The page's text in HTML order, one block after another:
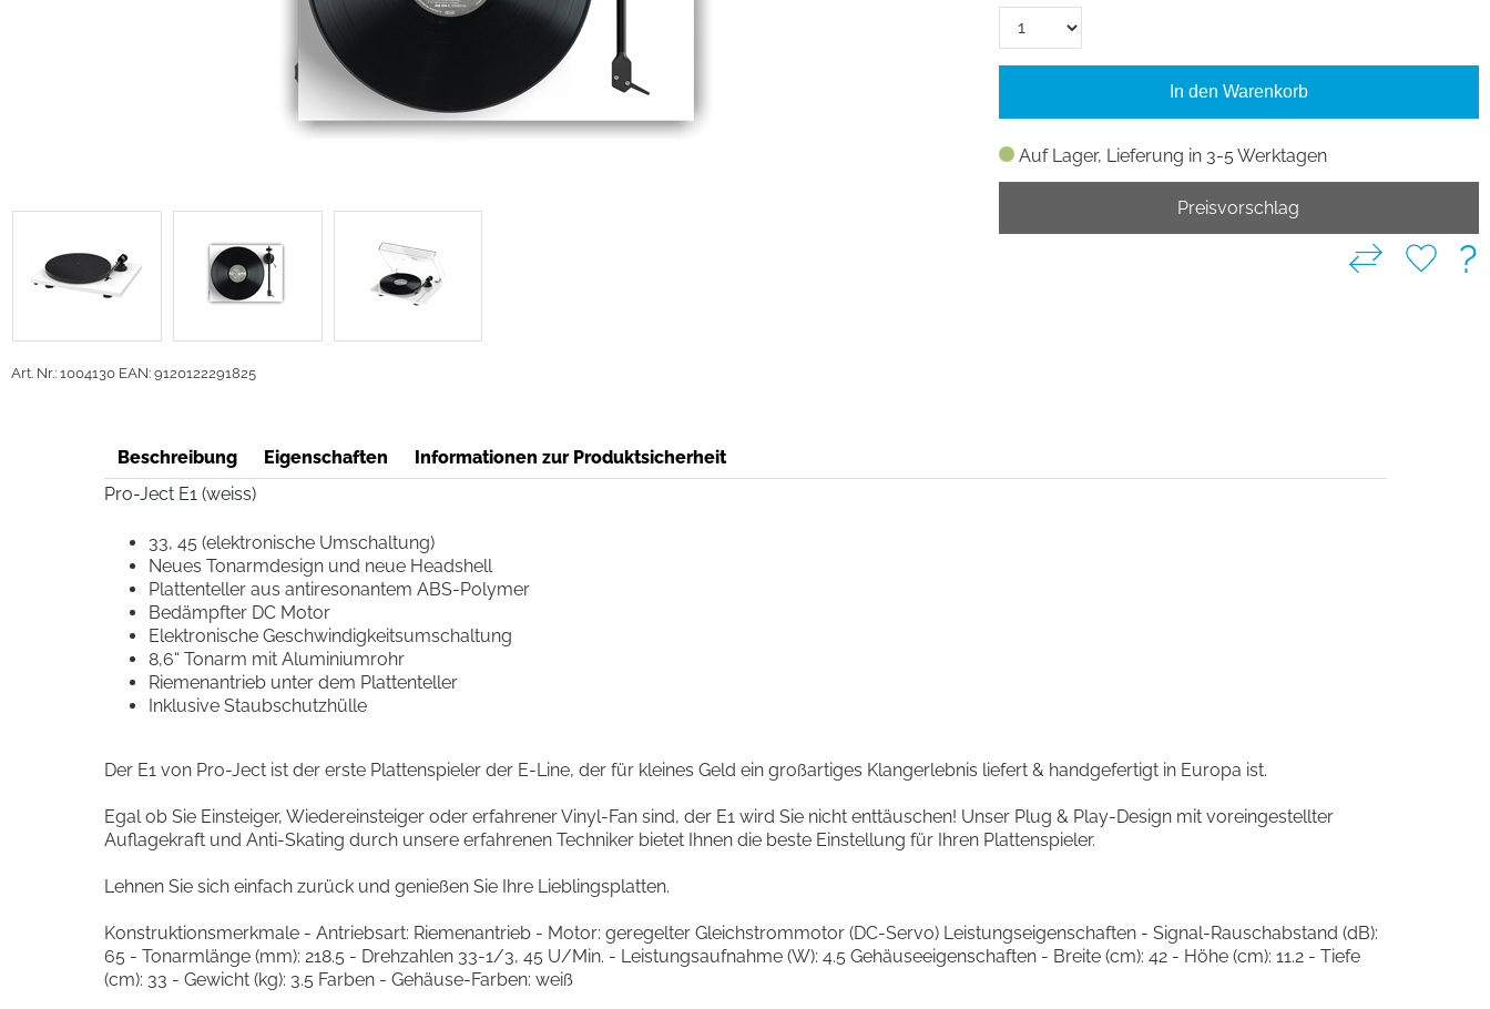
Art. Nr.: 1004130 EAN: 9120122291825
Auf Lager, Lieferung in 3-5 Werktagen
In den Warenkorb
Preisvorschlag
?
Beschreibung Eigenschaften
Informationen zur Produktsicherheit
Pro-Ject E1 (weiss)
33, 45 (elektronische Umschaltung)
Neues Tonarmdesign und neue Headshell
Plattenteller aus antiresonantem ABS-Polymer
Bedämpfter DC Motor
Elektronische Geschwindigkeitsumschaltung
8,6“ Tonarm mit Aluminiumrohr
Riemenantrieb unter dem Plattenteller
Inklusive Staubschutzhülle
Der E1 von Pro-Ject ist der erste Plattenspieler der E-Line, der für kleines Geld ein großartiges Klangerlebnis liefert & handgefertigt in Europa ist.
Egal ob Sie Einsteiger, Wiedereinsteiger oder erfahrener Vinyl-Fan sind, der E1 wird Sie nicht enttäuschen! Unser Plug & Play-Design mit voreingestellter
Auflagekraft und Anti-Skating durch unsere erfahrenen Techniker bietet Ihnen die beste Einstellung für Ihren Plattenspieler.
Lehnen Sie sich einfach zurück und genießen Sie Ihre Lieblingsplatten.
Konstruktionsmerkmale - Antriebsart: Riemenantrieb - Motor: geregelter Gleichstrommotor (DC-Servo) Leistungseigenschaften - Signal-Rauschabstand (dB):
65 - Tonarmlänge (mm): 218.5 - Drehzahlen 33-1/3, 45 U/Min. - Leistungsaufnahme (W): 4.5 Gehäuseeigenschaften - Breite (cm): 42 - Höhe (cm): 11.2 - Tiefe
(cm): 33 - Gewicht (kg): 3.5 Farben - Gehäuse-Farben: weiß